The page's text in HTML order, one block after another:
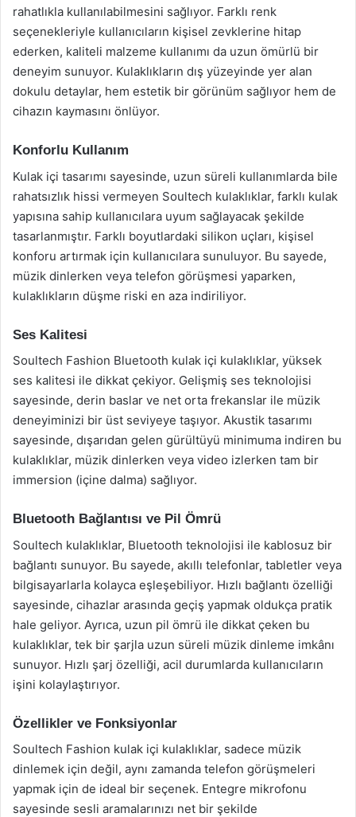
rahatlıkla kullanılabilmesini sağlıyor. Farklı renk
seçenekleriyle kullanıcıların kişisel zevklerine hitap
ederken, kaliteli malzeme kullanımı da uzun ömürlü bir
deneyim sunuyor. Kulaklıkların dış yüzeyinde yer alan
dokulu detaylar, hem estetik bir görünüm sağlıyor hem de
cihazın kaymasını önlüyor.
Konforlu Kullanım
Kulak içi tasarımı sayesinde, uzun süreli kullanımlarda bile
rahatsızlık hissi vermeyen Soultech kulaklıklar, farklı kulak
yapısına sahip kullanıcılara uyum sağlayacak şekilde
tasarlanmıştır. Farklı boyutlardaki silikon uçları, kişisel
konforu artırmak için kullanıcılara sunuluyor. Bu sayede,
müzik dinlerken veya telefon görüşmesi yaparken,
kulaklıkların düşme riski en aza indiriliyor.
Ses Kalitesi
Soultech Fashion Bluetooth kulak içi kulaklıklar, yüksek
ses kalitesi ile dikkat çekiyor. Gelişmiş ses teknolojisi
sayesinde, derin baslar ve net orta frekanslar ile müzik
deneyiminizi bir üst seviyeye taşıyor. Akustik tasarımı
sayesinde, dışarıdan gelen gürültüyü minimuma indiren bu
kulaklıklar, müzik dinlerken veya video izlerken tam bir
immersion (içine dalma) sağlıyor.
Bluetooth Bağlantısı ve Pil Ömrü
Soultech kulaklıklar, Bluetooth teknolojisi ile kablosuz bir
bağlantı sunuyor. Bu sayede, akıllı telefonlar, tabletler veya
bilgisayarlarla kolayca eşleşebiliyor. Hızlı bağlantı özelliği
sayesinde, cihazlar arasında geçiş yapmak oldukça pratik
hale geliyor. Ayrıca, uzun pil ömrü ile dikkat çeken bu
kulaklıklar, tek bir şarjla uzun süreli müzik dinleme imkânı
sunuyor. Hızlı şarj özelliği, acil durumlarda kullanıcıların
işini kolaylaştırıyor.
Özellikler ve Fonksiyonlar
Soultech Fashion kulak içi kulaklıklar, sadece müzik
dinlemek için değil, aynı zamanda telefon görüşmeleri
yapmak için de ideal bir seçenek. Entegre mikrofonu
sayesinde sesli aramalarınızı net bir şekilde